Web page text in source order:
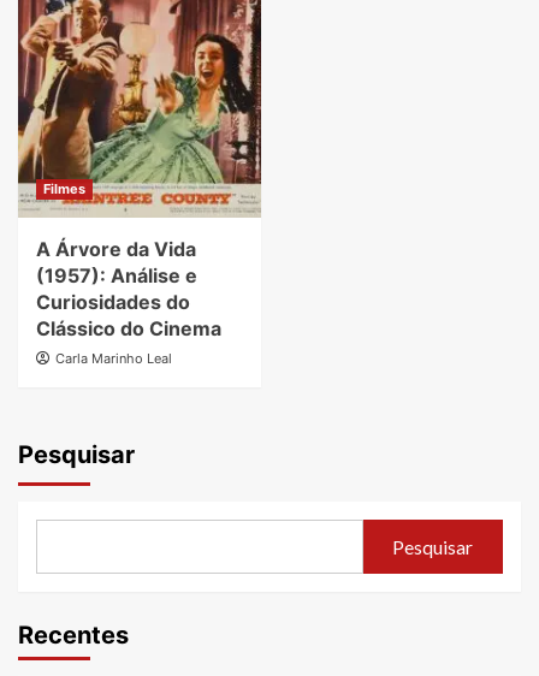
Filmes
A Árvore da Vida
(1957): Análise e
Curiosidades do
Clássico do Cinema
Carla Marinho Leal
Pesquisar
Pesquisar
Recentes